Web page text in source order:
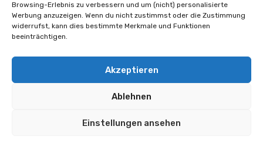
Browsing-Erlebnis zu verbessern und um (nicht) personalisierte
Werbung anzuzeigen. Wenn du nicht zustimmst oder die Zustimmung
widerrufst, kann dies bestimmte Merkmale und Funktionen
beeinträchtigen.
Akzeptieren
Ablehnen
Einstellungen ansehen
Funpack.de – Lustige SMS-Sprüche, Fun-Sprüche, Witze
und Gedichte